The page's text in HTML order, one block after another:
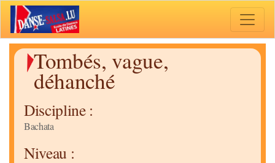
Tombés, vague,
déhanché
Discipline :
Bachata
Niveau :